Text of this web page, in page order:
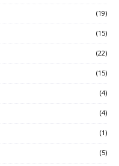
(19)
(15)
(22)
(15)
(4)
(4)
(1)
(5)